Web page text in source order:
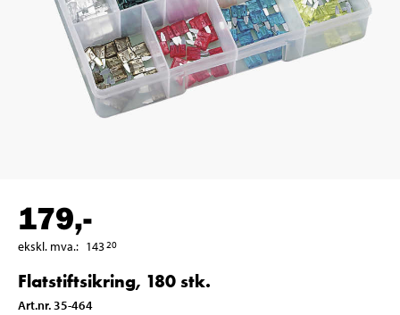
179,-
ekskl. mva.: 14320
Flatstiftsikring, 180 stk.
Art.nr. 35-464